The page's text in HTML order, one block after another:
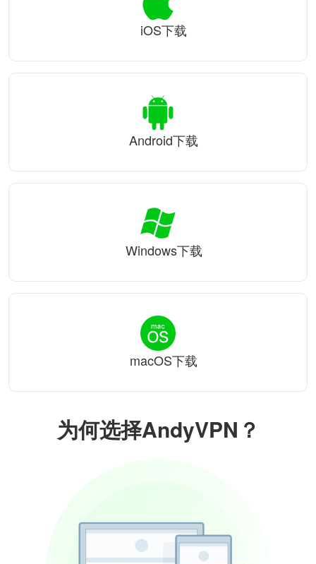
为何选择AndyVPN？
iOS下载
Android下载
Windows下载
macOS下载